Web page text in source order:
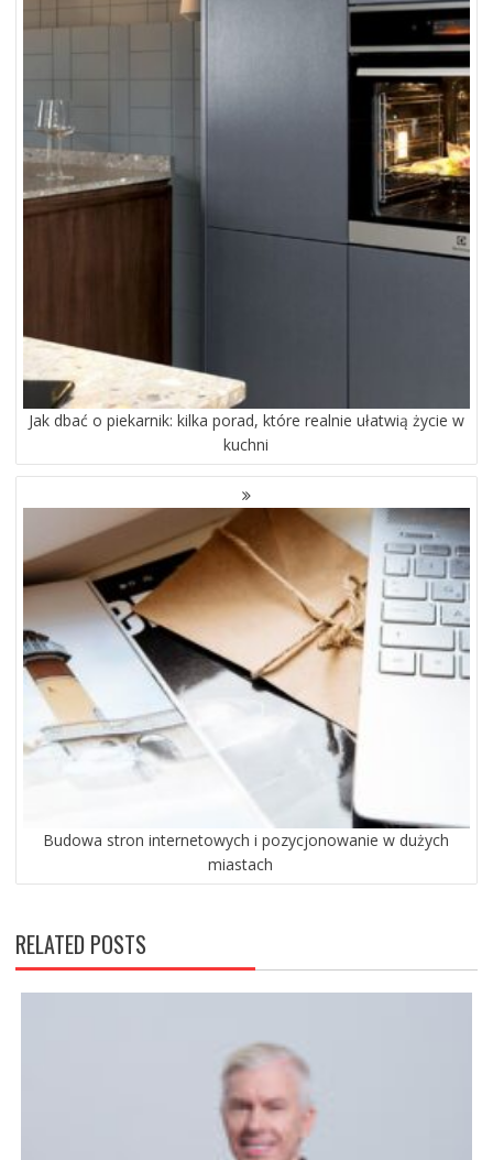
Jak dbać o piekarnik: kilka porad, które realnie ułatwią życie w
kuchni
Budowa stron internetowych i pozycjonowanie w dużych
miastach
RELATED POSTS